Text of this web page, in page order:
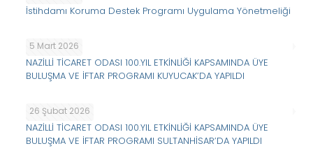
İstihdamı Koruma Destek Programı Uygulama Yönetmeliği
5 Mart 2026
NAZİLLİ TİCARET ODASI 100.YIL ETKİNLİĞİ KAPSAMINDA ÜYE
BULUŞMA VE İFTAR PROGRAMI KUYUCAK’DA YAPILDI
26 Şubat 2026
NAZİLLİ TİCARET ODASI 100.YIL ETKİNLİĞİ KAPSAMINDA ÜYE
BULUŞMA VE İFTAR PROGRAMI SULTANHİSAR’DA YAPILDI